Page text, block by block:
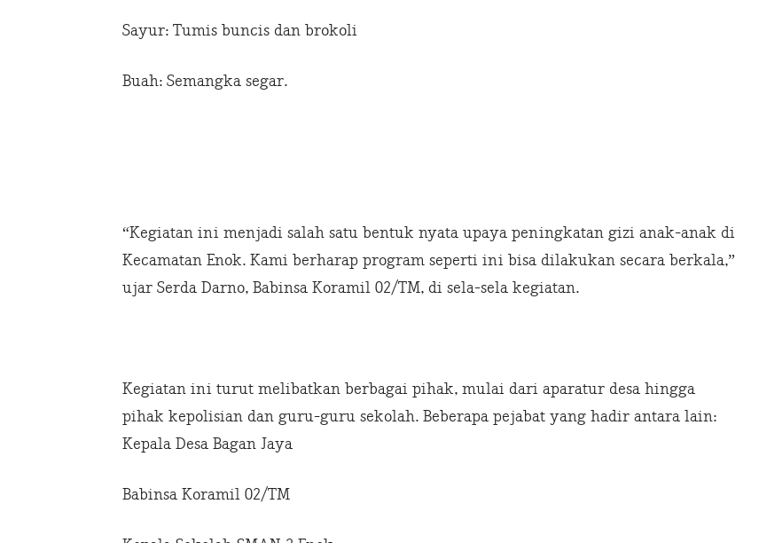
Sayur: Tumis buncis dan brokoli
Buah: Semangka segar.
“Kegiatan ini menjadi salah satu bentuk nyata upaya peningkatan gizi anak-anak di
Kecamatan Enok. Kami berharap program seperti ini bisa dilakukan secara berkala,”
ujar Serda Darno, Babinsa Koramil 02/TM, di sela-sela kegiatan.
Kegiatan ini turut melibatkan berbagai pihak, mulai dari aparatur desa hingga
pihak kepolisian dan guru-guru sekolah. Beberapa pejabat yang hadir antara lain:
Kepala Desa Bagan Jaya
Babinsa Koramil 02/TM